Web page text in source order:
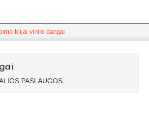
klijai vinilo dangai
PASLAUGOS